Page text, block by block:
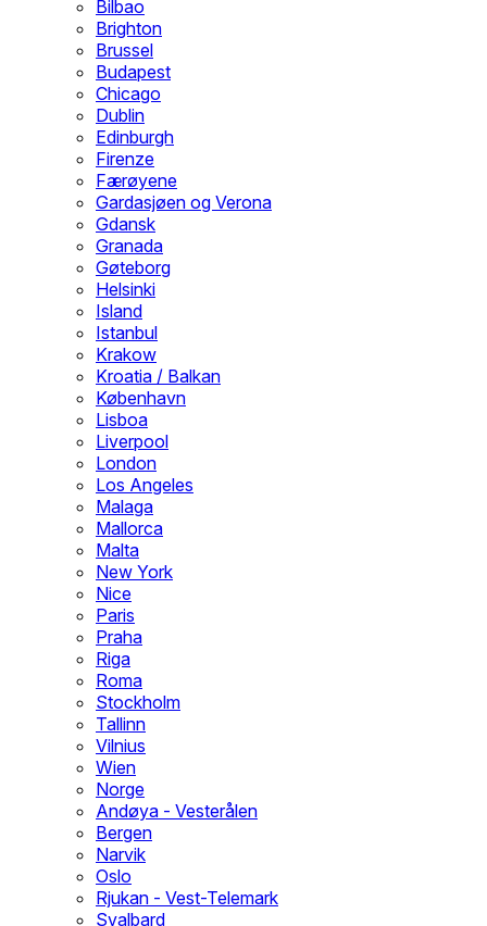
Bilbao
Brighton
Brussel
Budapest
Chicago
Dublin
Edinburgh
Firenze
Færøyene
Gardasjøen og Verona
Gdansk
Granada
Gøteborg
Helsinki
Island
Istanbul
Krakow
Kroatia / Balkan
København
Lisboa
Liverpool
London
Los Angeles
Malaga
Mallorca
Malta
New York
Nice
Paris
Praha
Riga
Roma
Stockholm
Tallinn
Vilnius
Wien
Norge
Andøya - Vesterålen
Bergen
Narvik
Oslo
Rjukan - Vest-Telemark
Svalbard